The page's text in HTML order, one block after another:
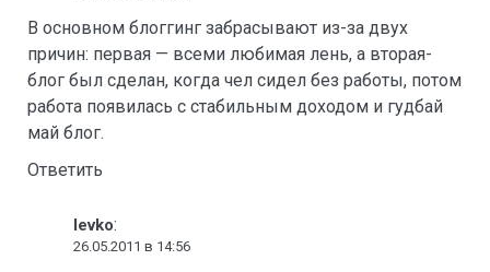
В основном блоггинг забрасывают из-за двух
причин: первая — всеми любимая лень, а вторая-
блог был сделан, когда чел сидел без работы, потом
работа появилась с стабильным доходом и гудбай
май блог.
Ответить
levko:
26.05.2011 в 14:56